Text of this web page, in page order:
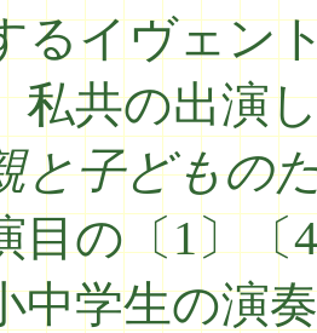
イヴェン
共の出演し
と子どもの
の〔1〕〔
学生の演